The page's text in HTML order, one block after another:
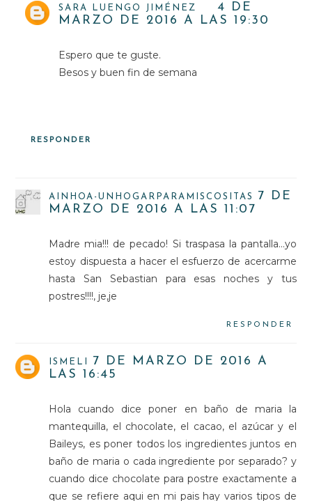
SARA LUENGO JIMÉNEZ
4 DE
MARZO DE 2016 A LAS 19:30
Espero que te guste.
Besos y buen fin de semana
RESPONDER
AINHOA-UNHOGARPARAMISCOSITAS
7 DE
MARZO DE 2016 A LAS 11:07
Madre mia!!! de pecado! Si traspasa la pantalla...yo
estoy dispuesta a hacer el esfuerzo de acercarme
hasta San Sebastian para esas noches y tus
postres!!!!, je,je
RESPONDER
ISMELI
7 DE MARZO DE 2016 A
LAS 16:45
Hola cuando dice poner en baño de maria la
mantequilla, el chocolate, el cacao, el azúcar y el
Baileys, es poner todos los ingredientes juntos en
baño de maria o cada ingrediente por separado? y
cuando dice chocolate para postre exactamente a
que se refiere aqui en mi pais hay varios tipos de